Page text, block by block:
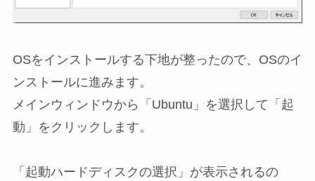
OSをインストールする下地が整ったので、OSのイ
ンストールに進みます。
メインウィンドウから「Ubuntu」を選択して「起
動」をクリックします。
「起動ハードディスクの選択」が表示されるの